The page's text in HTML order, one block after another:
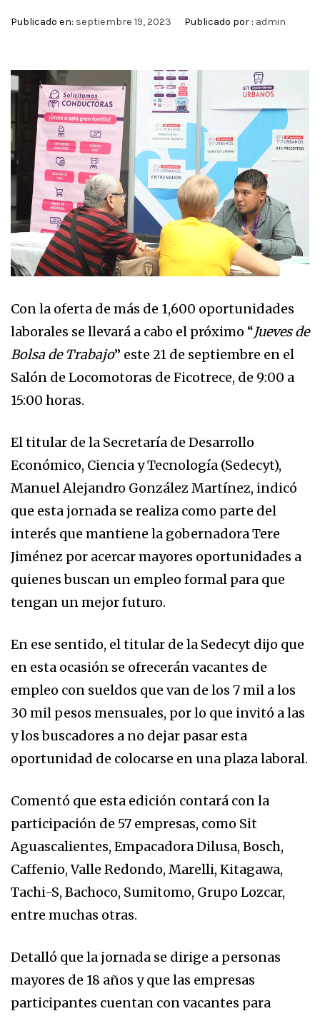
Publicado en: septiembre 19, 2023 Publicado por : admin
Con la oferta de más de 1,600 oportunidades
laborales se llevará a cabo el próximo “Jueves de
Bolsa de Trabajo” este 21 de septiembre en el
Salón de Locomotoras de Ficotrece, de 9:00 a
15:00 horas.
El titular de la Secretaría de Desarrollo
Económico, Ciencia y Tecnología (Sedecyt),
Manuel Alejandro González Martínez, indicó
que esta jornada se realiza como parte del
interés que mantiene la gobernadora Tere
Jiménez por acercar mayores oportunidades a
quienes buscan un empleo formal para que
tengan un mejor futuro.
En ese sentido, el titular de la Sedecyt dijo que
en esta ocasión se ofrecerán vacantes de
empleo con sueldos que van de los 7 mil a los
30 mil pesos mensuales, por lo que invitó a las
y los buscadores a no dejar pasar esta
oportunidad de colocarse en una plaza laboral.
Comentó que esta edición contará con la
participación de 57 empresas, como Sit
Aguascalientes, Empacadora Dilusa, Bosch,
Caffenio, Valle Redondo, Marelli, Kitagawa,
Tachi-S, Bachoco, Sumitomo, Grupo Lozcar,
entre muchas otras.
Detalló que la jornada se dirige a personas
mayores de 18 años y que las empresas
participantes cuentan con vacantes para